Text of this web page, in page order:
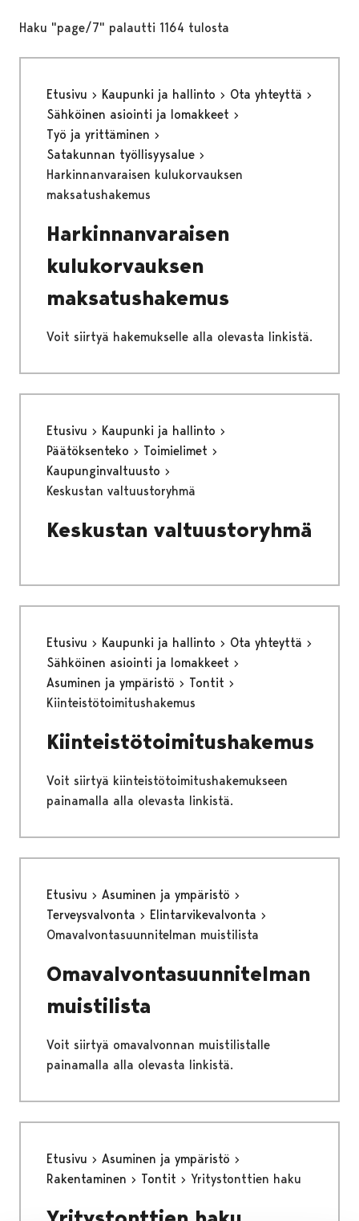
Haku "page/7" palautti 1164 tulosta
Etusivu Kaupunki ja hallinto
Ota yhteyttä
Sähköinen asiointi ja lomakkeet
Työ ja yrittäminen
Satakunnan työllisyysalue
Harkinnanvaraisen kulukorvauksen
maksatushakemus
Harkinnanvaraisen
kulukorvauksen
maksatushakemus
Voit siirtyä hakemukselle alla olevasta linkistä.
Etusivu
Kaupunki ja hallinto
Päätöksenteko
Toimielimet
Kaupunginvaltuusto
Keskustan valtuustoryhmä
Keskustan valtuustoryhmä
Etusivu Kaupunki ja hallinto
Ota yhteyttä
Sähköinen asiointi ja lomakkeet
Asuminen ja ympäristö
Tontit
Kiinteistötoimitushakemus
Kiinteistötoimitushakemus
Voit siirtyä kiinteistötoimitushakemukseen
painamalla alla olevasta linkistä.
Etusivu
Asuminen ja ympäristö
Terveysvalvonta
Elintarvikevalvonta
Omavalvontasuunnitelman muistilista
Omavalvontasuunnitelman
muistilista
Voit siirtyä omavalvonnan muistilistalle
painamalla alla olevasta linkistä.
Etusivu
Asuminen ja ympäristö
Rakentaminen
Tontit Yritystonttien haku